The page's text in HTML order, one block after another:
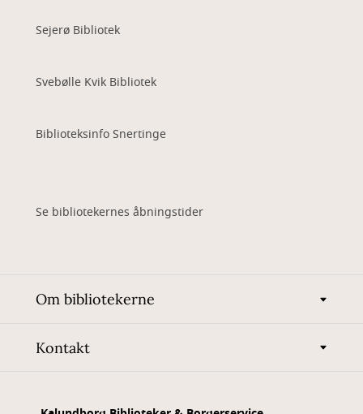
Sejerø Bibliotek
Svebølle Kvik Bibliotek
Biblioteksinfo Snertinge
Se bibliotekernes åbningstider
Om bibliotekerne
Kontakt